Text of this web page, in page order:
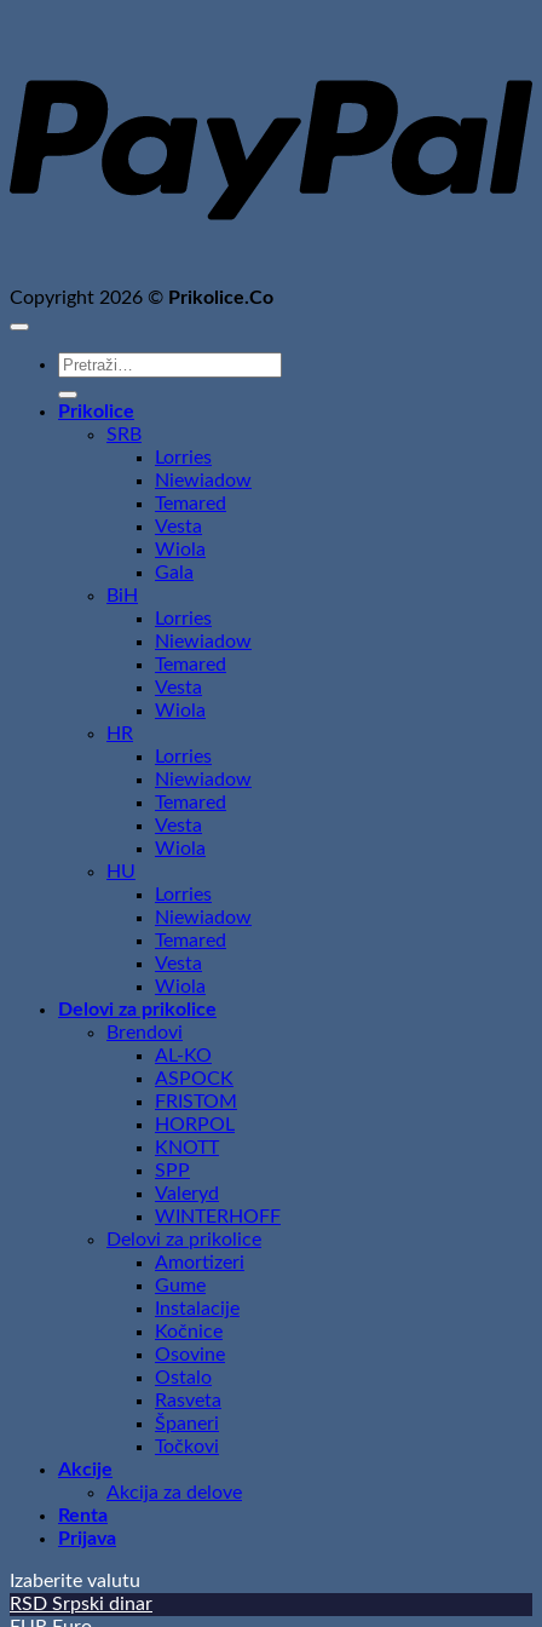
Copyright 2026 © Prikolice.Co
Pretraži:
Prikolice
SRB
Lorries
Niewiadow
Temared
Vesta
Wiola
Gala
BiH
Lorries
Niewiadow
Temared
Vesta
Wiola
HR
Lorries
Niewiadow
Temared
Vesta
Wiola
HU
Lorries
Niewiadow
Temared
Vesta
Wiola
Delovi za prikolice
Brendovi
AL-KO
ASPOCK
FRISTOM
HORPOL
KNOTT
SPP
Valeryd
WINTERHOFF
Delovi za prikolice
Amortizeri
Gume
Instalacije
Kočnice
Osovine
Ostalo
Rasveta
Španeri
Točkovi
Akcije
Akcija za delove
Renta
Prijava
Izaberite valutu
RSD Srpski dinar